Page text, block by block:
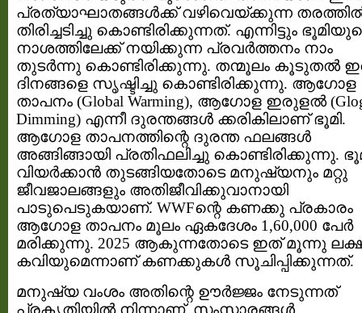
പ്രത്യാഘാതങ്ങള്‍ക്ക് വഴിവെയ്ക്കുന്ന
തിരിച്ചടിച്ചു കൊണ്ടിരിക്കുന്നത്. എന്നിട്ടും
നാശത്തിലേക്ക് നയിക്കുന്ന പ്രവര്‍ത്തനം നാം
തുടര്‍ന്നു കൊണ്ടിരിക്കുന്നു. തന്മൂലം കൂടുതല്‍
ദിനങ്ങളെ സൃഷ്ടിച്ചു കൊണ്ടിരിക്കുന്നു. ആഗോള
താപനം (Global Warming), ആഗോള ഇരുളല്‍
Dimming) എന്നീ ദുരന്തങ്ങള്‍ ക്കരികിലാണ് ഭൂമി.
ആഗോള താപനത്തിന്റെ ദുരന്ത ഫലങ്ങള്‍
അങ്ങിങ്ങായി പ്രതിഫലിച്ചു കൊണ്ടിരിക്കുന്നു.
വിയര്‍ക്കാന്‍ തുടങ്ങിയതോടെ മനുഷ്യനും മറ്റു
ജീവജാലങ്ങളും അതിജീവിക്കുവാനായി
പാടുപെടുകയാണ്. WWFന്റെ കണക്കു പ്രകാരം
ആഗോള താപനം മൂലം ഏകദേശം 1,60,000 പേര്‍
മരിക്കുന്നു. 2025 ആകുന്നതോടെ ഇത് മൂന്നു
കവിയുമെന്നാണ് കണക്കുകള്‍ സൂചിപ്പിക്കുന്നത്.
മനുഷ്യ വംശം അതിന്റെ ഊര്‍ജ്ജം നേടുന്നത്
പ്രകൃതിയില്‍ നിന്നാണ്. സംസ്കാരങ്ങള്‍